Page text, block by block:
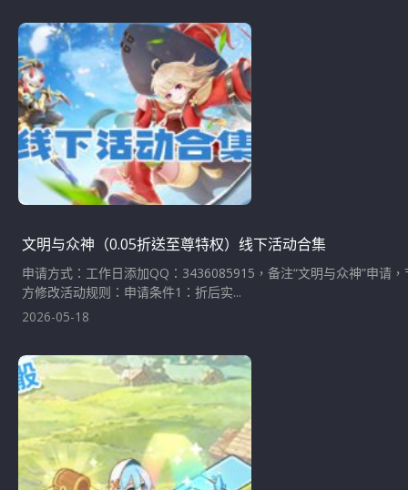
文明与众神（0.05折送至尊特权）线下活动合集
申请方式：工作日添加QQ：3436085915，备注“文明与众神”申请
方修改活动规则：申请条件1：折后实...
2026-05-18